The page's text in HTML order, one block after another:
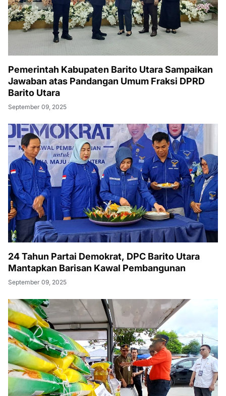
Pemerintah Kabupaten Barito Utara Sampaikan
Jawaban atas Pandangan Umum Fraksi DPRD
Barito Utara
September 09, 2025
24 Tahun Partai Demokrat, DPC Barito Utara
Mantapkan Barisan Kawal Pembangunan
September 09, 2025